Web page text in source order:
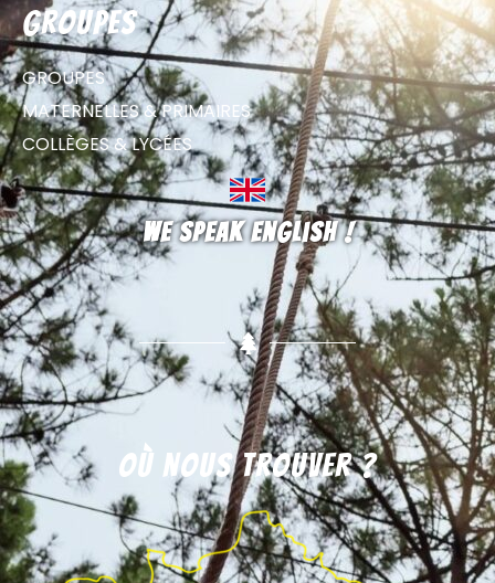
groupes
GROUPES
MATERNELLES & PRIMAIRES
COLLÈGES & LYCÉES
We speak english !
Où nous trouver ?